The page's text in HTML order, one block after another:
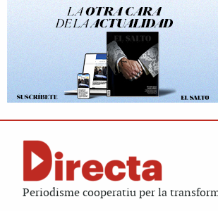
Periodisme cooperatiu per la